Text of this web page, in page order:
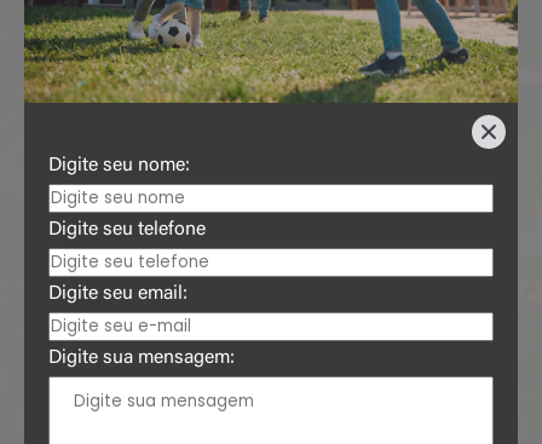
40%
REDES DE ÁGUA
75%
REDES DE ESGOTO
35%
CONTENÇÃO
ARRUAMENTO
40%
Digite seu nome:
Digite seu telefone
Digite seu email:
Digite sua mensagem: